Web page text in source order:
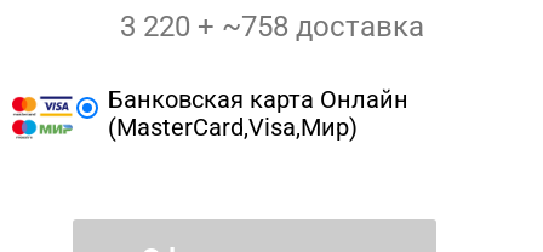
3 220 + ~758 доставка
Банковская карта Онлайн
(MasterCard,Visa,Мир)